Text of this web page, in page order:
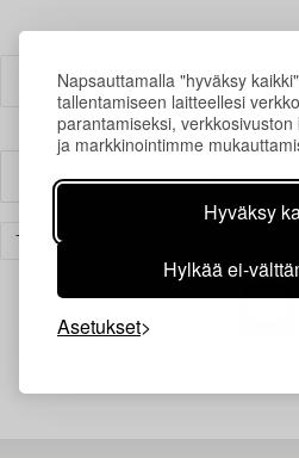
Napsauttamalla "hyväksy
tallentamiseen laitteellesi
parantamiseksi,
ja markkinointimme
Hyväksy
Hylkää ei-
Asetukset
Suodatin
TAIDE